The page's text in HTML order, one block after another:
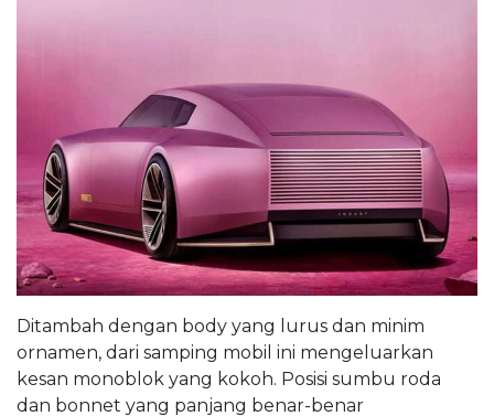
Ditambah dengan body yang lurus dan minim
ornamen, dari samping mobil ini mengeluarkan
kesan monoblok yang kokoh. Posisi sumbu roda
dan bonnet yang panjang benar-benar